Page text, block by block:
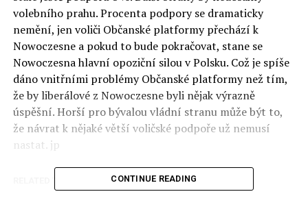
volebního prahu. Procenta podpory se dramaticky
nemění, jen voliči Občanské platformy přechází k
Nowoczesne a pokud to bude pokračovat, stane se
Nowoczesna hlavní opoziční silou v Polsku. Což je spíše
dáno vnitřními problémy Občanské platformy než tím,
že by liberálové z Nowoczesne byli nějak výrazně
úspěšní. Horší pro bývalou vládní stranu může být to,
že návrat k nějaké větší voličské podpoře už nemusí
nastat. jp
CONTINUE READING